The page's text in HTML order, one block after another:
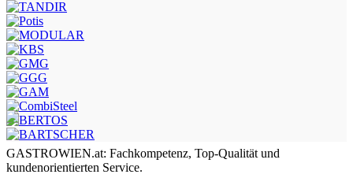
GASTROWIEN.at: Fachkompetenz, Top-Qualität und
kundenorientierten Service.